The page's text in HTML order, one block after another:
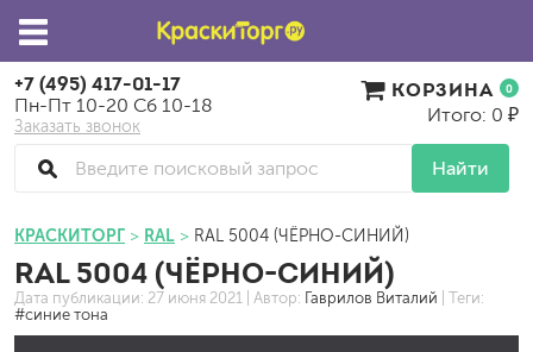
+7 (495) 417-01-17
Пн-Пт 10-20 Сб 10-18
Заказать звонок
Найти
КОРЗИНА 0
Итого: 0 ₽
КРАСКИТОРГ RAL RAL 5004 (ЧЁРНО-СИНИЙ)
RAL 5004 (ЧЁРНО-СИНИЙ)
Дата публикации: 27 июня 2021 | Автор: Гаврилов Виталий | Теги:
#синие тона